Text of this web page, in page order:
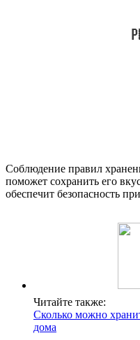
Соблюдение правил
поможет сохранить его
обеспечит безопасность
Читайте также:
Сколько можно
дома